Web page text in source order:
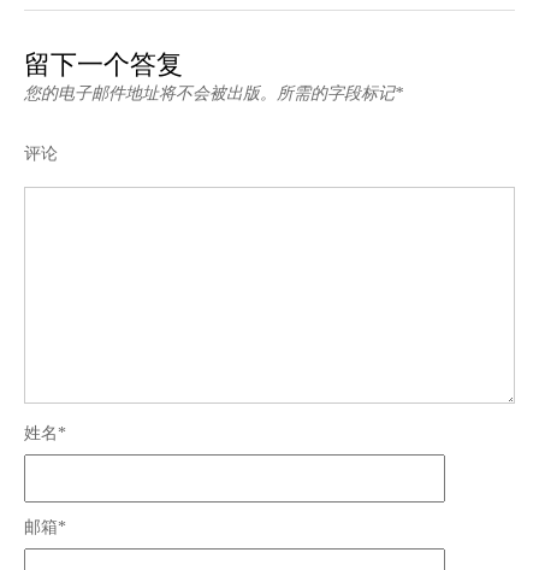
留下一个答复
您的电子邮件地址将不会被出版。所需的字段标记*
评论
姓名*
邮箱*